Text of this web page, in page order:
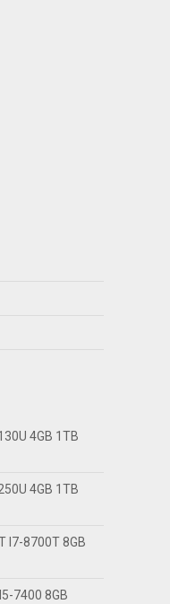
4GB 1TB
4GB 1TB
I7-8700T 8GB
7400 8GB